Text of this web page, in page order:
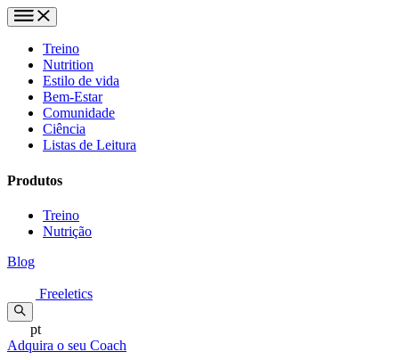
Treino
Nutrition
Estilo de vida
Bem-Estar
Comunidade
Ciência
Listas de Leitura
Produtos
Treino
Nutrição
Blog
Freeletics
pt
Adquira o seu Coach